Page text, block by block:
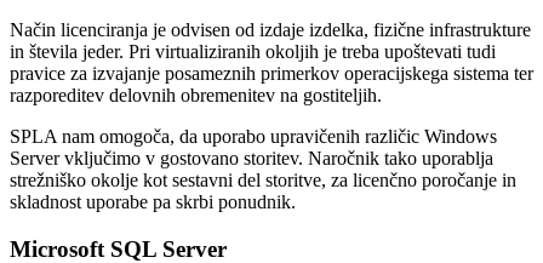
Način licenciranja je odvisen od izdaje izdelka, fizične infrastrukture
in števila jeder. Pri virtualiziranih okoljih je treba upoštevati tudi
pravice za izvajanje posameznih primerkov operacijskega sistema ter
razporeditev delovnih obremenitev na gostiteljih.
SPLA nam omogoča, da uporabo upravičenih različic Windows
Server vključimo v gostovano storitev. Naročnik tako uporablja
strežniško okolje kot sestavni del storitve, za licenčno poročanje in
skladnost uporabe pa skrbi ponudnik.
Microsoft SQL Server